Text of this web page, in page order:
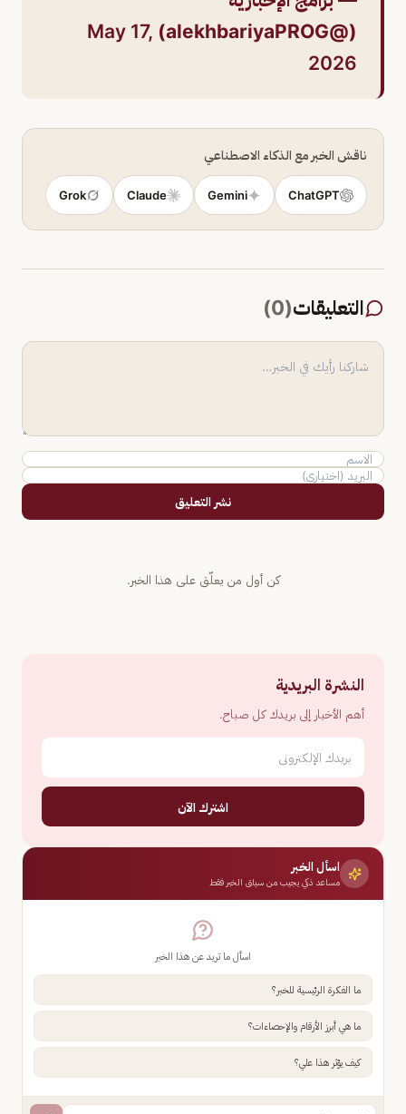
(@alekhbariyaPROG)
May 17,
2026
ناقش الخبر مع الذكاء الاصطناعي
ChatGPT
Gemini
Claude
Grok
التعليقات(
0
)
نشر التعليق
كن أول من يعلّق على هذا الخبر.
النشرة البريدية
أهم الأخبار إلى بريدك كل صباح.
اشترك الآن
اسأل الخبر
مساعد ذكي يجيب من سياق الخبر فقط
اسأل ما تريد عن هذا الخبر
ما الفكرة الرئيسية للخبر؟
ما هي أبرز الأرقام والإحصاءات؟
كيف يؤثر هذا علي؟